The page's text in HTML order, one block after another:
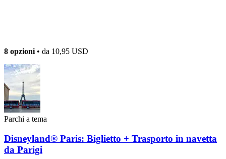
8 opzioni • da 10,95 USD
Parchi a tema
Disneyland® Paris: Biglietto + Trasporto in navetta
da Parigi